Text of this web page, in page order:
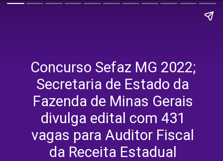
Concurso Sefaz MG 2022;
Secretaria de Estado da
Fazenda de Minas Gerais
divulga edital com 431
vagas para Auditor Fiscal
da Receita Estadual